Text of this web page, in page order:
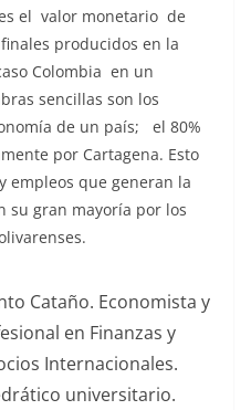
el valor monetario de
producidos en la
Colombia en un
sencillas son los
de un país; el 80%
por Cartagena. Esto
empleos que generan la
su gran mayoría por los
Cataño. Economista y
en Finanzas y
Internacionales.
universitario.